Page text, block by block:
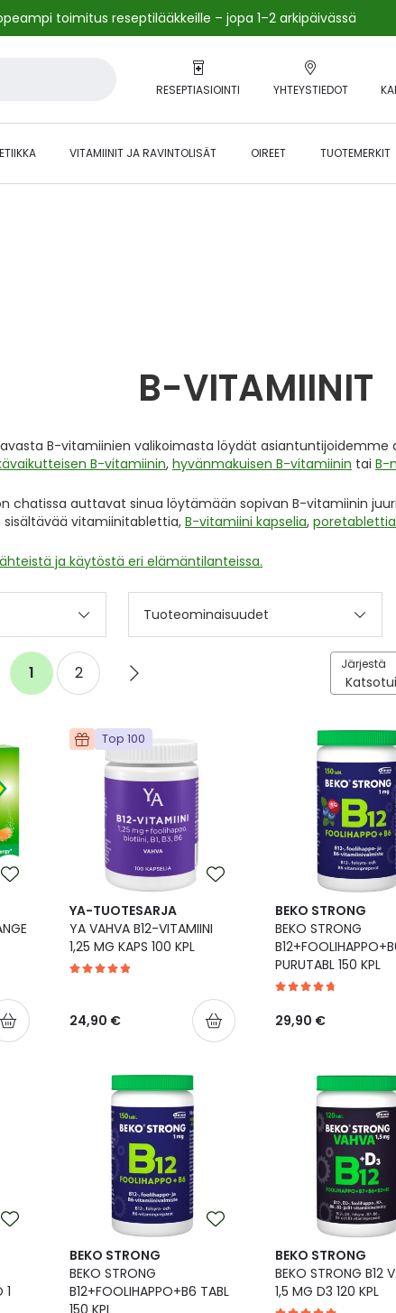
toimitus reseptilääkkeille – jopa 1–2 arkipäivässä
RESEPTIASIOINTI YHTEYSTIEDOT
VITAMIINIT JA RAVINTOLISÄT OIREET TUOTEMERKIT
B-VITAMIINIT
B-vitamiinien valikoimasta löydät asiantuntijoidemme
B-vitamiinin, hyvänmakuisen B-vitamiinin tai B-
chatissa auttavat sinua löytämään sopivan B-vitamiinin
vitamiinitablettia, B-vitamiini kapselia, poretablettia
ja käytöstä eri elämäntilanteissa.
Tuoteominaisuudet
You're
currently
1 Sivu
2
Go
page
Järjestä
Järjestä
Top 100
YA-TUOTESARJA
YA VAHVA B12-VITAMIINI
1,25 MG KAPS 100 KPL
24,90 €
BEKO STRONG
BEKO STRONG
PURUTABL 150 KPL
29,90 €
1
BEKO STRONG
BEKO STRONG
B12+FOOLIHAPPO+B6 TABL
150 KPL
BEKO STRONG
BEKO STRONG B12
1,5 MG D3 120 KPL